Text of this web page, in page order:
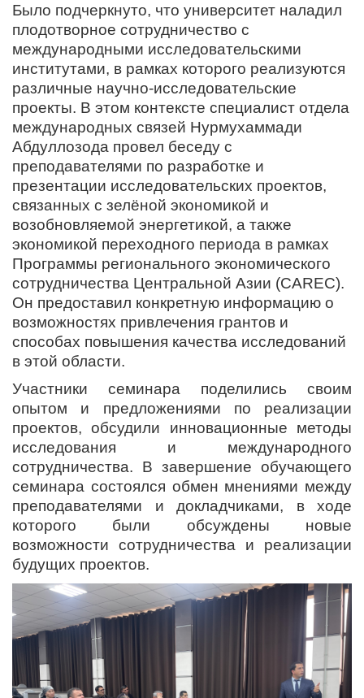
Было подчеркнуто, что университет наладил
плодотворное сотрудничество с
международными исследовательскими
институтами, в рамках которого реализуются
различные научно-исследовательские
проекты. В этом контексте специалист отдела
международных связей Нурмухаммади
Абдуллозода провел беседу с
преподавателями по разработке и
презентации исследовательских проектов,
связанных с зелёной экономикой и
возобновляемой энергетикой, а также
экономикой переходного периода в рамках
Программы регионального экономического
сотрудничества Центральной Азии (CAREC).
Он предоставил конкретную информацию о
возможностях привлечения грантов и
способах повышения качества исследований
в этой области.
Участники семинара поделились своим
опытом и предложениями по реализации
проектов, обсудили инновационные методы
исследования и международного
сотрудничества. В завершение обучающего
семинара состоялся обмен мнениями между
преподавателями и докладчиками, в ходе
которого были обсуждены новые
возможности сотрудничества и реализации
будущих проектов.